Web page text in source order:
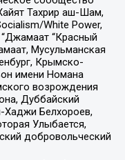
Тахрир аш-Шам,
White Power,
“Джамаат “Красный
Мусульманская
Крымско-
имени Номана
возрождения
Дуббайский
Хаджи Белхороев,
Улыбается,
добровольческий